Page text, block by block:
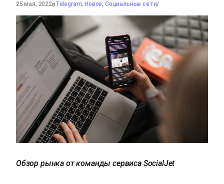
25 мая, 2022вTelegram, Новое, Социальные сети/
Обзор рынка от команды сервиса SocialJet